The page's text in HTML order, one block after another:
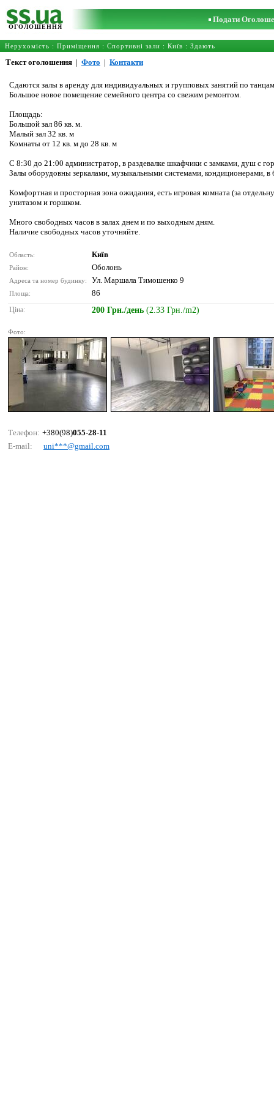
ОГОЛОШЕННЯ
Подати
Нерухомість : Приміщення : Спортивні зали : Київ : Здають
Текст оголошення | Фото | Контакти
Сдаются залы в аренду для индивидуальных и групповых занятий по
Большое новое помещение семейного центра со свежим ремонтом.
Площадь:
Большой зал 86 кв. м.
Малый зал 32 кв. м
Комнаты от 12 кв. м до 28 кв. м
С 8:30 до 21:00 администратор, в раздевалке шкафчики с замками, душ с
Залы оборудовны зеркалами, музыкальными системами, кондиционерами,
Комфортная и просторная зона ожидания, есть игровая комната (за
унитазом и горшком.
Много свободных часов в залах днем и по выходным дням.
Наличие свободных часов уточняйте.
Область: Київ
Район: Оболонь
Адреса та номер будинку: Ул. Маршала Тимошенко 9
Площа: 86
Ціна: 200 Грн./день (2.33 Грн./m2)
Фото:
Телефон: +380(98)055-28-11
E-mail:
uni***@gmаil.соm